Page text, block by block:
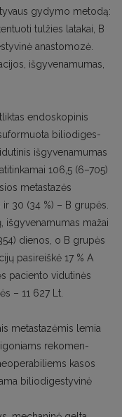
gydymo metodą:
tulžies latakai, B
anastomozė.
išgy­venamumas,
endoskopinis
biliodiges­
išgyvenamumas
106,5 (6–705)
metastazės
30 (34 %) – B grupės.
išgyvenamumas mažai
dienos, o B grupės
pasireiškė 17 % A
paciento vidutinės
– 11 627 Lt.
metastazėmis lemia
rekomen­
kasos
biliodigestyvinė